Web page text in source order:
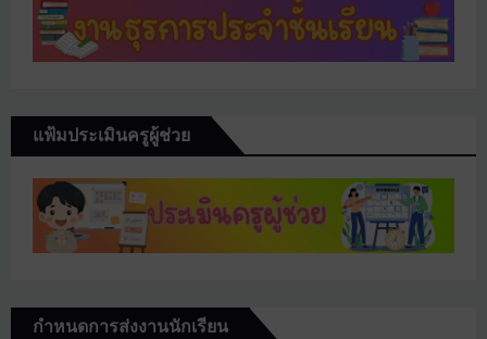
แฟ้มประเมินครูผู้ช่วย
กำหนดการส่งงานนักเรียน